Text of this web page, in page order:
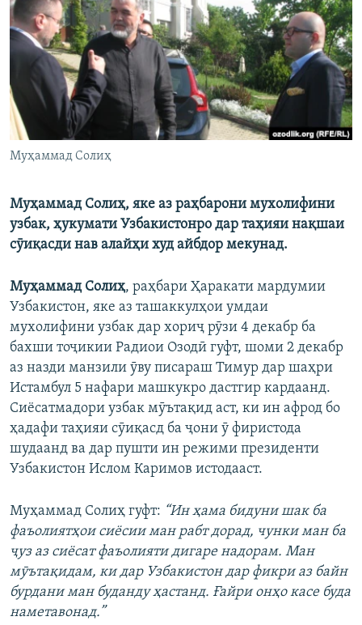
ГУЗОРИШҲОИ РАДИОӢ
Русский
ПАЙГИРӢ КУНЕД
Муҳаммад Солиҳ
Муҳаммад Солиҳ, яке аз раҳбарони мухолифини
узбак, ҳукумати Узбакистонро дар таҳияи нақшаи
сӯиқасди нав алайҳи худ айбдор мекунад.
Муҳаммад Солиҳ, раҳбари Ҳаракати мардумии
Узбакистон, яке аз ташаккулҳои умдаи
мухолифини узбак дар хориҷ рӯзи 4 декабр ба
бахши тоҷикии Радиои Озодӣ гуфт, шоми 2 декабр
аз назди манзили ӯву писараш Тимур дар шаҳри
Истамбул 5 нафари машкукро дастгир кардаанд.
Сиёсатмадори узбак мӯътақид аст, ки ин афрод бо
ҳадафи таҳияи сӯиқасд ба ҷони ӯ фиристода
шудаанд ва дар пушти ин режими президенти
Узбакистон Ислом Каримов истодааст.
Муҳаммад Солиҳ гуфт: “Ин ҳама бидуни шак ба
фаъолиятҳои сиёсии ман рабт дорад, чунки ман ба
ҷуз аз сиёсат фаъолияти дигаре надорам. Ман
мӯътақидам, ки дар Узбакистон дар фикри аз байн
бурдани ман буданду ҳастанд. Ғайри онҳо касе буда
наметавонад.”